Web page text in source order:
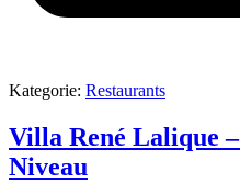
Kategorie: Restaurants
Villa René Lalique
Niveau